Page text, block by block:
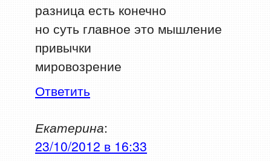
разница есть конечно
но суть главное это мышление
привычки
мировозрение
Ответить
Екатерина:
23/10/2012 в 16:33